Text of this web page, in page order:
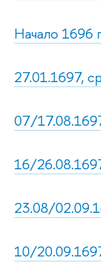
Начало 1696
27.01.1697,
07/
16/
23.08/
10/